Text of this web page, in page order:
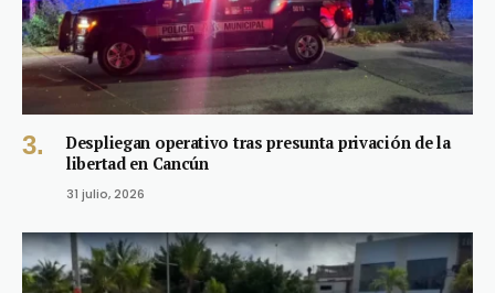
Despliegan operativo tras presunta privación de la
libertad en Cancún
31 julio, 2026